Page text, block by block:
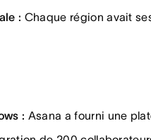
: Chaque région avait
: Asana a fourni une